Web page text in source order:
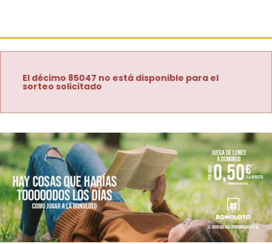
El décimo 85047 no está disponible para el
sorteo solicitado